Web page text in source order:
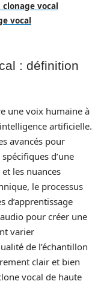
vocal
vocal
: définition
une voix humaine à
artificielle.
avancés pour
d’une
les nuances
le processus
d’apprentissage
pour créer une
varier
de l’échantillon
clair et bien
vocal de haute